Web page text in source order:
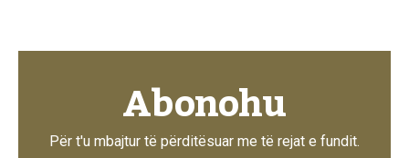
Abonohu
Për t'u mbajtur të përditësuar me të rejat e fundit.